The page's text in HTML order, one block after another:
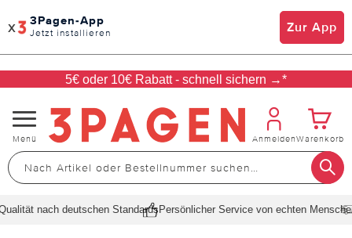
x 3Pagen-App
Jetzt installieren Zur App
5€ oder 10€ Rabatt - schnell sichern →*
Navigation
umschalten
Menü AnmeldenWarenkorb
nach deutschen StandardsPersönlicher Service von echten Menschen